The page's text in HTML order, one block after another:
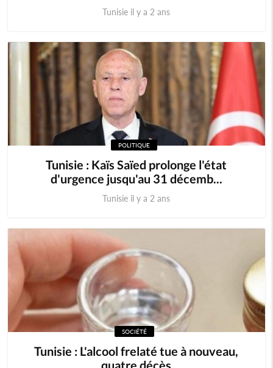
Tunisie il y a 2 ans
POLITIQUE
Tunisie : Kaïs Saïed prolonge l'état
d'urgence jusqu'au 31 décemb...
Tunisie il y a 2 ans
SOCIÉTÉ
Tunisie : L'alcool frelaté tue à nouveau,
quatre décès